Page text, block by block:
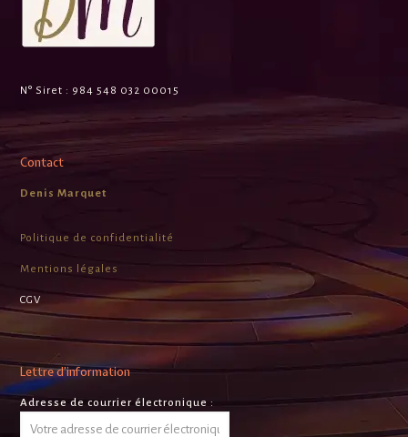
N° Siret : 984 548 032 00015
Contact
Denis Marquet
Politique de confidentialité
Mentions légales
CGV
Lettre d’information
Adresse de courrier électronique :